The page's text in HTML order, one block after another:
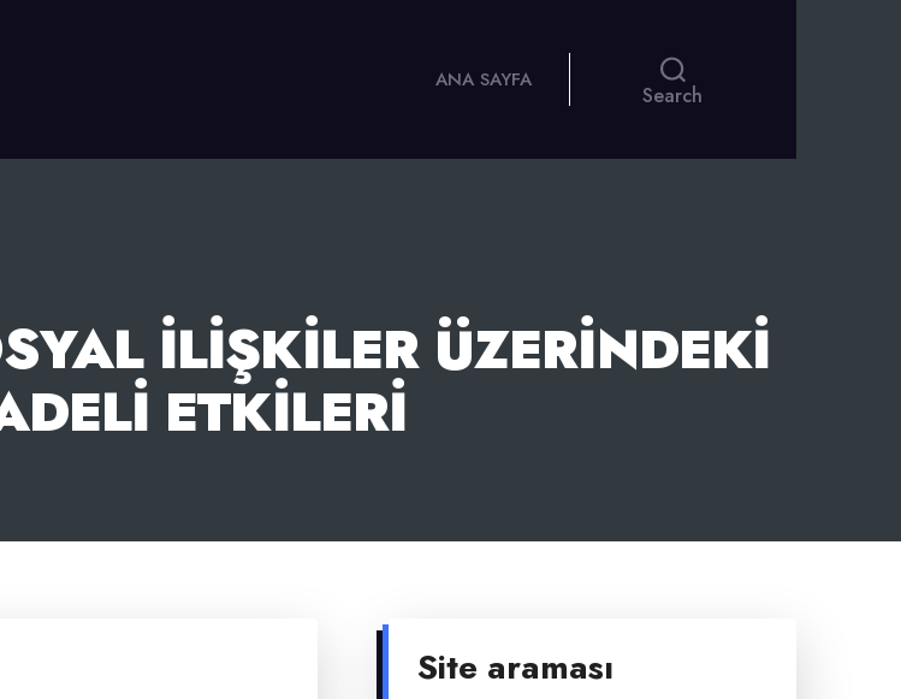
ANA SAYFA
Search
İLIŞKILER ÜZERINDEKI
ETKILERI
Site araması